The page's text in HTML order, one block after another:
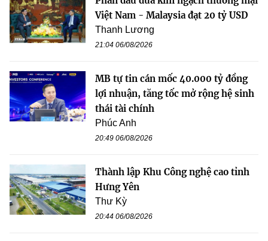
Việt Nam - Malaysia đạt 20 tỷ USD
Thanh Lương
21:04 06/08/2026
MB tự tin cán mốc 40.000 tỷ đồng
lợi nhuận, tăng tốc mở rộng hệ sinh
thái tài chính
Phúc Anh
20:49 06/08/2026
Thành lập Khu Công nghệ cao tỉnh
Hưng Yên
Thư Kỳ
20:44 06/08/2026